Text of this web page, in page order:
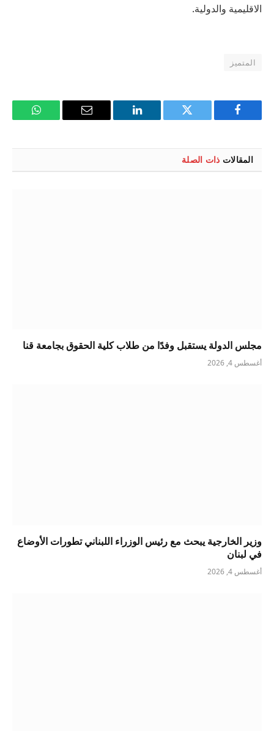
الاقليمية والدولية.
المتميز
فيسبوك تويتر لينكدإن
البريد
واتساب
المقالات ذات الصلة
مجلس الدولة يستقبل وفدًا من طلاب كلية الحقوق بجامعة قنا
أغسطس 4, 2026
وزير الخارجية يبحث مع رئيس الوزراء اللبناني تطورات الأوضاع
في لبنان
أغسطس 4, 2026